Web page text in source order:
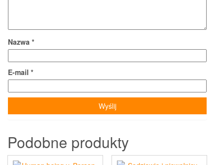
Nazwa *
E-mail *
Podobne produkty